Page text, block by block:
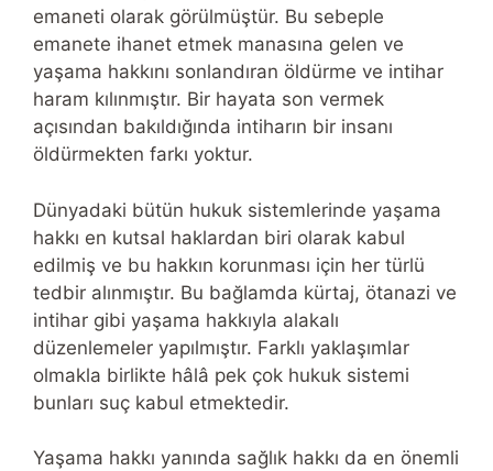
emaneti olarak görülmüştür. Bu sebeple
emanete ihanet etmek manasına gelen ve
yaşama hakkını sonlandıran öldürme ve intihar
haram kılınmıştır. Bir hayata son vermek
açısından bakıldığında intiharın bir insanı
öldürmekten farkı yoktur.
Dünyadaki bütün hukuk sistemlerinde yaşama
hakkı en kutsal haklardan biri olarak kabul
edilmiş ve bu hakkın korunması için her türlü
tedbir alınmıştır. Bu bağlamda kürtaj, ötanazi ve
intihar gibi yaşama hakkıyla alakalı
düzenlemeler yapılmıştır. Farklı yaklaşımlar
olmakla birlikte hâlâ pek çok hukuk sistemi
bunları suç kabul etmektedir.
Yaşama hakkı yanında sağlık hakkı da en önemli